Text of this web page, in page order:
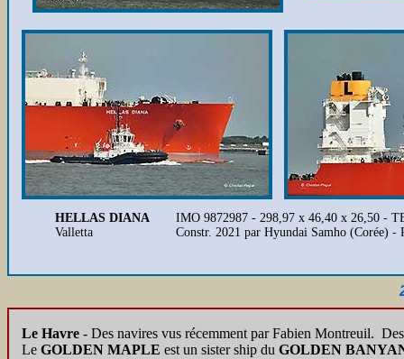
HELLAS DIANA
Valletta
IMO 9872987 - 298,97 x 46,40 x 26,50 -
Constr. 2021 par Hyundai Samho (Corée)
Le Havre - Des navires vus récemment par Fabien Montreuil.
Le GOLDEN MAPLE est un sister ship du GOLDEN